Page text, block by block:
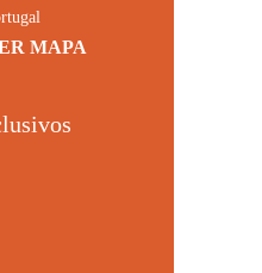
MAPA